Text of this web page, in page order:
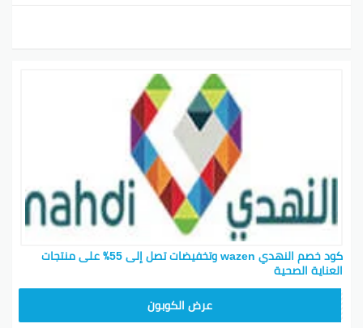
كود خصم النهدي wazen وتخفيضات تصل إلى 55٪ على منتجات
العناية الصحية
عرض الكوبون